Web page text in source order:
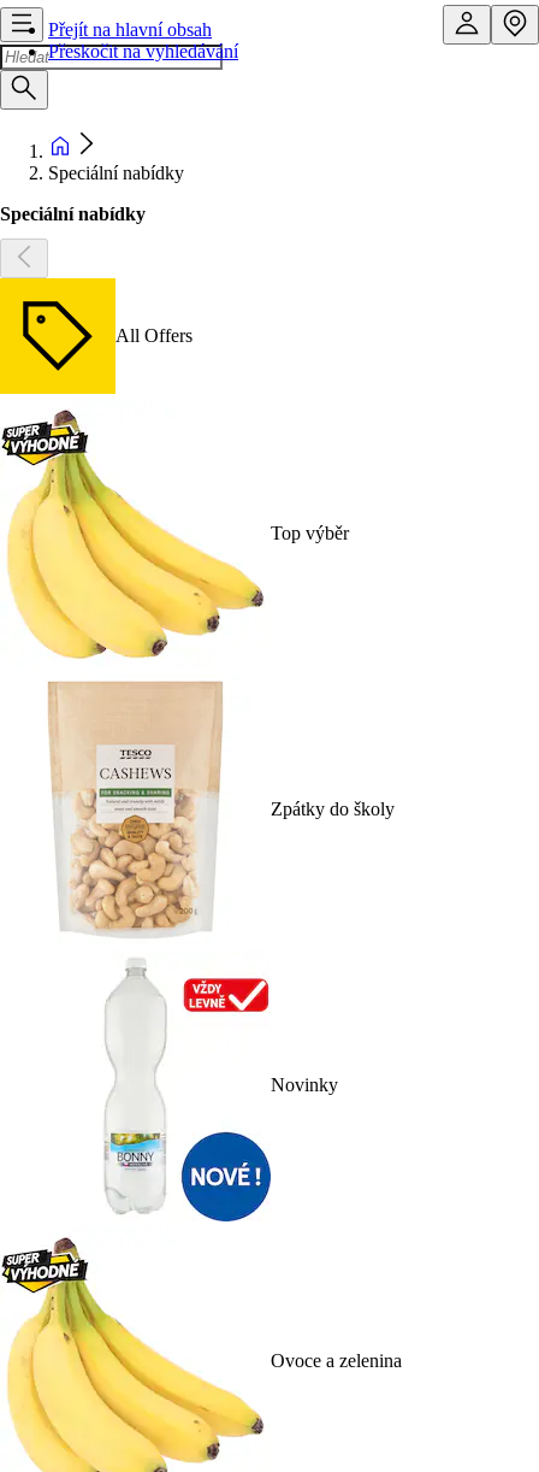
Přejít na hlavní obsah
Přeskočit na vyhledávání
Speciální nabídky
Speciální nabídky
All Offers
Top výběr
Zpátky do školy
Novinky
Ovoce a zelenina